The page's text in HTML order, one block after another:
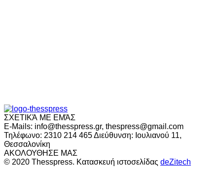
ΣΧΕΤΙΚΆ ΜΕ ΕΜΆΣ
E-Mails: info@thesspress.gr, thespress@gmail.com
Τηλέφωνο: 2310 214 465 Διεύθυνση: Ιουλιανού 11,
Θεσσαλονίκη
ΑΚΟΛΟΥΘΗΣΕ ΜΑΣ
© 2020 Thesspress. Κατασκευή ιστοσελίδας deZitech